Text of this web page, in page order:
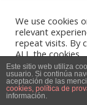
Aviso Legal,
Enfold WordPress
Este sitio web utiliza
usuario. Si continúa
aceptación de las
cookies, política de
información.
We use cookies
relevant
repeat visits. By
ALL the cookies.
Do not sell my
Cookie Settings